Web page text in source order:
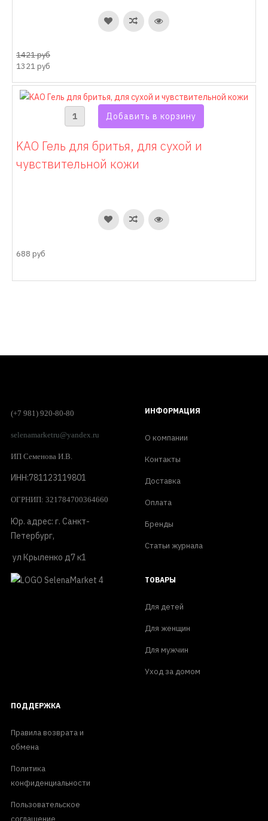
1421 руб
1321 руб
KAO Гель для бритья, для сухой и
чувствительной кожи
688 руб
(+7 981) 920-80-80
selenamarketru@yandex.ru
ИП Семенова И.В.
ИНН:781123119801
ОГРНИП: 321784700364660
Юр. адрес: г. Санкт-
Петербург,
ул Крыленко д7 к1
ИНФОРМАЦИЯ
О компании
Контакты
Доставка
Оплата
Бренды
Статьи журнала
ТОВАРЫ
Для детей
Для женщин
Для мужчин
Уход за домом
ПОДДЕРЖКА
Правила возврата и
обмена
Политика
конфиденциальности
Пользовательское